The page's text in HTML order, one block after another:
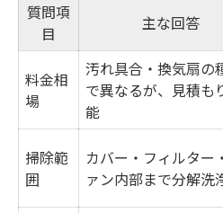
質問項
目
主な回答
料金相
場
汚れ具合・換気扇の
で異なるが、見積も
能
掃除範
囲
カバー・フィルター
ァン内部まで分解洗